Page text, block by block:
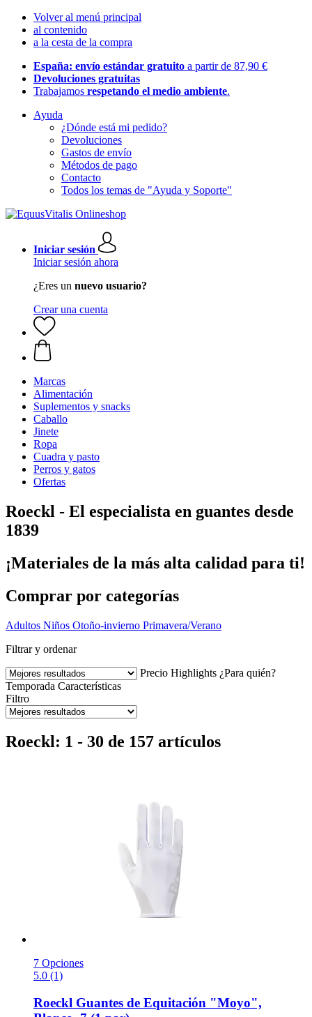
Volver al menú principal
al contenido
a la cesta de la compra
España: envío estándar gratuito a partir de 87,90 €
Devoluciones gratuitas
Trabajamos respetando el medio ambiente.
Ayuda
¿Dónde está mi pedido?
Devoluciones
Gastos de envío
Métodos de pago
Contacto
Todos los temas de "Ayuda y Soporte"
Iniciar sesión
Iniciar sesión ahora
¿Eres un nuevo usuario?
Crear una cuenta
Marcas
Alimentación
Suplementos y snacks
Caballo
Jinete
Ropa
Cuadra y pasto
Perros y gatos
Ofertas
Roeckl - El especialista en guantes desde
1839
¡Materiales de la más alta calidad para ti!
Comprar por categorías
Adultos Niños Otoño-invierno Primavera/Verano
Filtrar y ordenar
Precio Highlights ¿Para quién?
Temporada Características
Filtro
Roeckl: 1 - 30 de 157 artículos
7 Opciones
5.0 (1)
Roeckl Guantes de Equitación "Moyo",